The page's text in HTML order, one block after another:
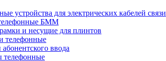
устройства для электрических кабелей связи
БММ
и несущие для плинтов
телефонные
ввода
телефонные